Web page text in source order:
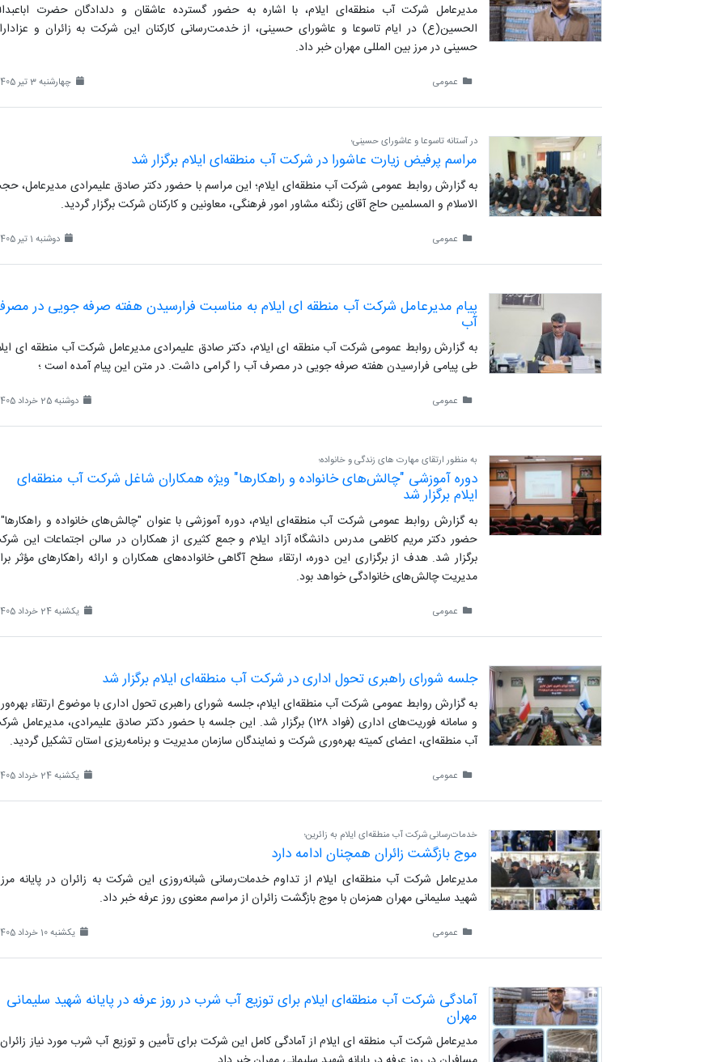
مدیرعامل شرکت آب منطقه‌ای ایلام، با اشاره به حضور گسترده عاشقان و دلدادگان حضرت
الحسین(ع) در ایام تاسوعا و عاشورای حسینی، از خدمت‌رسانی کارکنان این شرکت به زائران و
حسینی در مرز بین المللی مهران خبر داد.
عمومی چهارشنبه 3 تیر 1405
در آستانه تاسوعا و عاشورای حسینی؛
مراسم پرفیض زیارت عاشورا در شرکت آب منطقه‌ای ایلام برگزار شد
به گزارش روابط عمومی شرکت آب منطقه‌ای ایلام؛ این مراسم با حضور دکتر صادق علیمرادی مدیرعامل،
الاسلام و المسلمین حاج آقای زنگنه مشاور امور فرهنگی، معاونین و کارکنان شرکت برگزار گردید.
عمومی دوشنبه 1 تیر 1405
پیام مدیرعامل شرکت آب منطقه ای ایلام به مناسبت فرارسیدن هفته صرفه جویی در
آب
به گزارش روابط عمومی شرکت آب منطقه ای ایلام، دکتر صادق علیمرادی مدیرعامل شرکت آب منطقه ای
طی پیامی فرارسیدن هفته صرفه جویی در مصرف آب را گرامی داشت. در متن این پیام آمده است ؛
عمومی دوشنبه 25 خرداد 1405
به منظور ارتقای مهارت های زندگی و خانواده؛
دوره آموزشی "چالش‌های خانواده و راهکارها" ویژه همکاران شاغل شرکت آب منطقه‌ای
ایلام برگزار شد
به گزارش روابط عمومی شرکت آب منطقه‌ای ایلام، دوره آموزشی با عنوان "چالش‌های خانواده و راهکارها"
حضور دکتر مریم کاظمی مدرس دانشگاه آزاد ایلام و جمع کثیری از همکاران در سالن اجتماعات این
برگزار شد. هدف از برگزاری این دوره، ارتقاء سطح آگاهی خانواده‌های همکاران و ارائه راهکارهای مؤثر
مدیریت چالش‌های خانوادگی خواهد بود.
عمومی یکشنبه 24 خرداد 1405
جلسه شورای راهبری تحول اداری در شرکت آب منطقه‌ای ایلام برگزار شد
به گزارش روابط عمومی شرکت آب منطقه‌ای ایلام، جلسه شورای راهبری تحول اداری با موضوع ارتقاء
و سامانه فوریت‌های اداری (فواد ۱۲۸) برگزار شد. این جلسه با حضور دکتر صادق علیمرادی، مدیرعامل
آب منطقه‌ای، اعضای کمیته بهره‌وری شرکت و نمایندگان سازمان مدیریت و برنامه‌ریزی استان تشکیل گردید.
عمومی یکشنبه 24 خرداد 1405
خدمات‌رسانی شرکت آب منطقه‌ای ایلام به زائرین؛
موج بازگشت زائران همچنان ادامه دارد
مدیرعامل شرکت آب منطقه‌ای ایلام از تداوم خدمات‌رسانی شبانه‌روزی این شرکت به زائران در پایانه
شهید سلیمانی مهران همزمان با موج بازگشت زائران از مراسم معنوی روز عرفه خبر داد.
عمومی یکشنبه 10 خرداد 1405
آمادگی شرکت آب منطقه‌ای ایلام برای توزیع آب شرب در روز عرفه در پایانه شهید سلیمانی
مهران
مدیرعامل شرکت آب منطقه ای ایلام از آمادگی کامل این شرکت برای تأمین و توزیع آب شرب مورد نیاز